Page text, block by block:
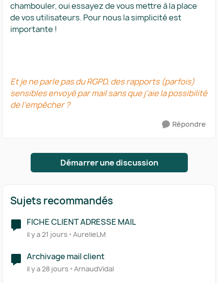
chambouler, oui essayez de vous mettre à la place
de vos utilisateurs. Pour nous la simplicité est
importante !
Et je ne parle pas du RGPD, des rapports (parfois)
sensibles envoyé par mail sans que j’aie la possibilité
de l’empêcher ?
Répondre
Démarrer une discussion
Sujets recommandés
FICHE CLIENT ADRESSE MAIL
il y a 21 jours AurelieLM
Archivage mail client
il y a 28 jours ArnaudVidal